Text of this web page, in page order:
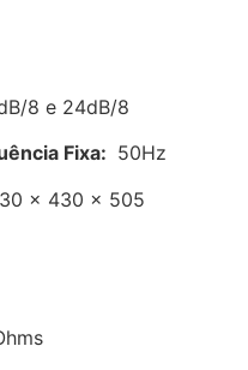
8 e 24dB/8
Fixa: 50Hz
x 430 x 505